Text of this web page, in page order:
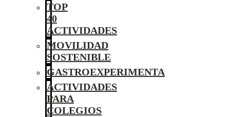
TOP
40
ACTIVIDADES
MOVILIDAD
SOSTENIBLE
GASTROEXPERIMENTA
ACTIVIDADES
PARA
COLEGIOS